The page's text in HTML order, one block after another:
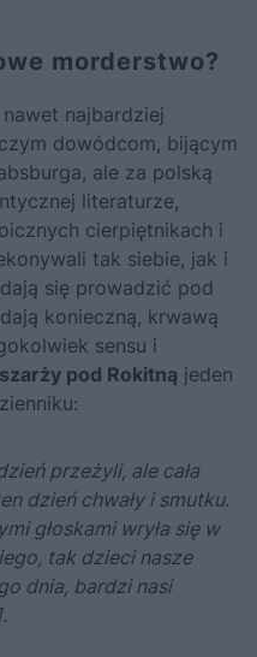
morderstwo?
najbardziej
dowódcom, bijącym
ale za polską
literaturze,
cierpiętnikach i
tak siebie, jak i
się prowadzić pod
konieczną, krwawą
sensu i
szarży pod Rokitną jeden
przeżyli, ale cała
dzień chwały i smutku.
głoskami wryła się w
tak dzieci nasze
dnia, bardzi nasi